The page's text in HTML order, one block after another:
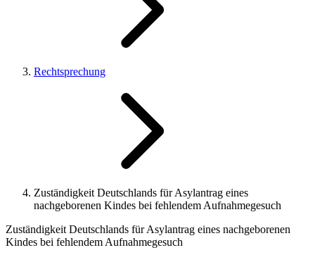
Rechtsprechung
Zuständigkeit Deutschlands für Asylantrag eines
nachgeborenen Kindes bei fehlendem Aufnahmegesuch
Zuständigkeit Deutschlands für Asylantrag eines nachgeborenen
Kindes bei fehlendem Aufnahmegesuch